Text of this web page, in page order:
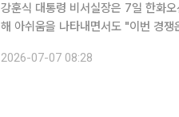
강훈식 대통령 비서실장은 7일 한화
해 아쉬움을 나타내면서도 "이번 경
2026-07-07 08:28